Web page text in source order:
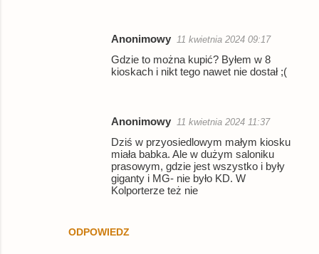
ODPOWIEDZ
Anonimowy 11 kwietnia 2024 09:17
Gdzie to można kupić? Byłem w 8
kioskach i nikt tego nawet nie dostał ;(
Anonimowy 11 kwietnia 2024 11:37
Dziś w przyosiedlowym małym kiosku
miała babka. Ale w dużym saloniku
prasowym, gdzie jest wszystko i były
giganty i MG- nie było KD. W
Kolporterze też nie